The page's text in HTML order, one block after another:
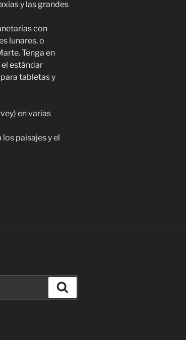
y las grandes
con
lunares, o
Tenga en
estándar
tabletas y
en varias
paisajes y el